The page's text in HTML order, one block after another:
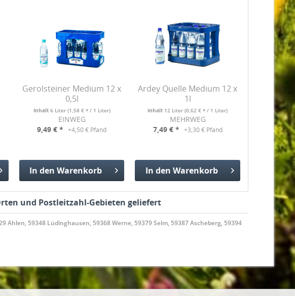
Gerolsteiner Medium 12 x
0,5l
Inhalt 6 Liter (1,58 € * / 1 Liter)
EINWEG
9,49 € * +4,50 € Pfand
In den Warenkorb
Hinzugefügt
Ardey Quelle Medium 12 x
1l
Inhalt 12 Liter(0,62 € * / 1 Liter)
MEHRWEG
7,49 € * +3,30 € Pfand
In den Warenkorb
Hinzugefügt
und Postleitzahl-Gebieten geliefert
Ahlen, 59348 Lüdinghausen, 59368 Werne, 59379 Selm, 59387 Ascheberg, 59394